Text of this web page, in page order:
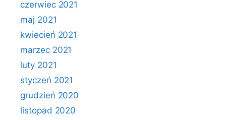
czerwiec 2021
maj 2021
kwiecień 2021
marzec 2021
luty 2021
styczeń 2021
grudzień 2020
listopad 2020